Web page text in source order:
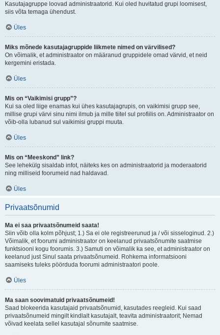
Kasutajagruppe loovad administraatorid. Kui oled huvitatud grupi loomisest,
siis võta temaga ühendust.
Üles
Miks mõnede kasutajagruppide liikmete nimed on värvilised?
On võimalik, et administraator on määranud gruppidele omad värvid, et neid
kergemini eristada.
Üles
Mis on “Vaikimisi grupp”?
Kui sa oled liige enamas kui ühes kasutajagrupis, on vaikimisi grupp see,
millise grupi värvi sinu nimi ilmub ja mille tiitel sul profiilis on. Administraator on
võib-olla lubanud sul vaikimisi gruppi muuta.
Üles
Mis on “Meeskond” link?
See lehekülg sisaldab infot, näiteks kes on administraatorid ja moderaatorid
ning milliseid foorumeid nad haldavad.
Üles
Privaatsõnumid
Ma ei saa privaatsõnumeid saata!
Siin võib olla kolm põhjust; 1.) Sa ei ole registreerunud ja / või sisseloginud. 2.)
Võimalik, et foorumi administraator on keelanud privaatsõnumite saatmise
funktsiooni kogu foorumis. 3.) Samuti on võimalik ka see, et administraator on
keelanud just Sinul saata privaatsõnumeid. Rohkema informatsiooni
saamiseks tuleks pöörduda foorumi administraatori poole.
Üles
Ma saan soovimatuid privaatsõnumeid!
Saad blokeerida kasutajaid privaatsõnumid, kasutades reegleid. Kui saad
privaatsõnumeid mingilt kindlalt kasutajalt, teavita administraatorit; Nemad
võivad keelata sellel kasutajal sõnumite saatmise.